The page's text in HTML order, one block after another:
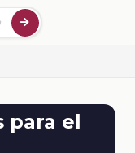
para el